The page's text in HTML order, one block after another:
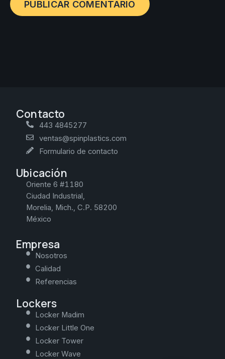
Contacto
443 4845277
ventas@spinplastics.com
Formulario de contacto
Ubicación
Oriente 6 #1180
Ciudad Industrial,
Morelia, Mich., C.P. 58200
México
Empresa
Nosotros
Calidad
Referencias
Lockers
Locker Madim
Locker Little One
Locker Tower
Locker Wave